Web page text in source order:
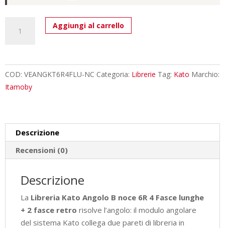
Kato
noce
6R
lunghe
fasce
L.60,3
P.60,3
H.205
Aggiungi al carrello
COD: VEANGKT6R4FLU-NC Categoria: Librerie Tag: Kato Marchio:
Itamoby
Descrizione
Recensioni (0)
Descrizione
La Libreria Kato Angolo B noce 6R 4 Fasce lunghe
+ 2 fasce retro risolve l’angolo: il modulo angolare
del sistema Kato collega due pareti di libreria in